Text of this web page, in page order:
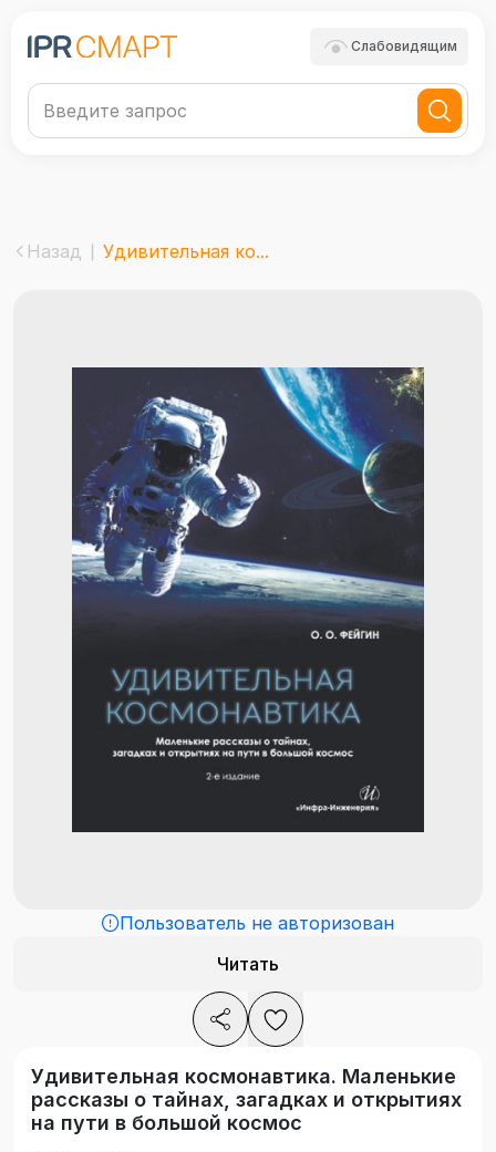
Слабовидящим
Назад Удивительная ко...
Пользователь не авторизован
Читать
Удивительная космонавтика. Маленькие
рассказы о тайнах, загадках и открытиях
на пути в большой космос